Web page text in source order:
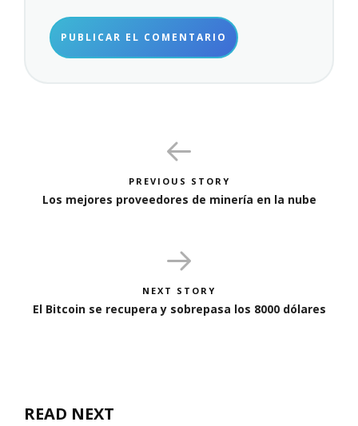
PREVIOUS STORY
Los mejores proveedores de minería en la nube
NEXT STORY
El Bitcoin se recupera y sobrepasa los 8000 dólares
READ NEXT